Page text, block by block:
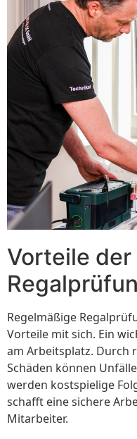
Vorteile
Regelmäßige
Vorteile mit sich. Ein
am Arbeitsplatz. Durch
Schäden können
werden kostspielige
schafft eine sichere
Mitarbeiter.